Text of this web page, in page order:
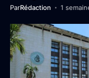
ParRédaction 1